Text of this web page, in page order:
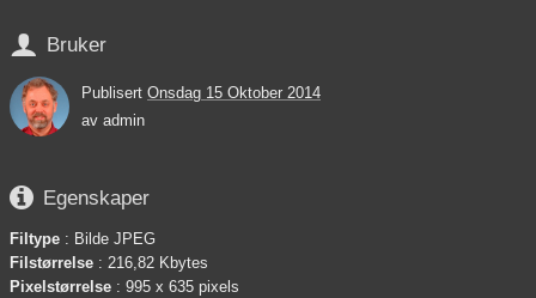
 Bruker
Publisert Onsdag 15 Oktober 2014
av admin
 Egenskaper
Filtype : Bilde JPEG
Filstørrelse : 216,82 Kbytes
Pixelstørrelse : 995 x 635 pixels